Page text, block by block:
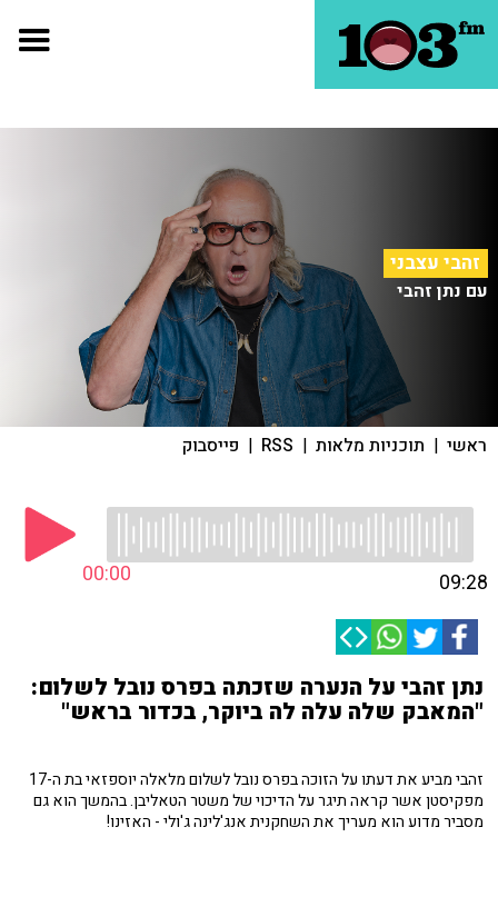
זהבי עצבני
עם נתן זהבי
ראשי | תוכניות מלאות |
RSS
| פייסבוק
00:00 09:28
נתן זהבי על הנערה שזכתה בפרס נובל לשלום:
"המאבק שלה עלה לה ביוקר, בכדור בראש"
זהבי מביע את דעתו על הזוכה בפרס נובל לשלום מלאלה יוספזאי בת ה-17
מפקיסטן אשר קראה תיגר על הדיכוי של משטר הטאליבן. בהמשך הוא גם
מסביר מדוע הוא מעריך את השחקנית אנג'לינה ג'ולי - האזינו!